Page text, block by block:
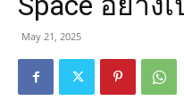
May 21, 2025